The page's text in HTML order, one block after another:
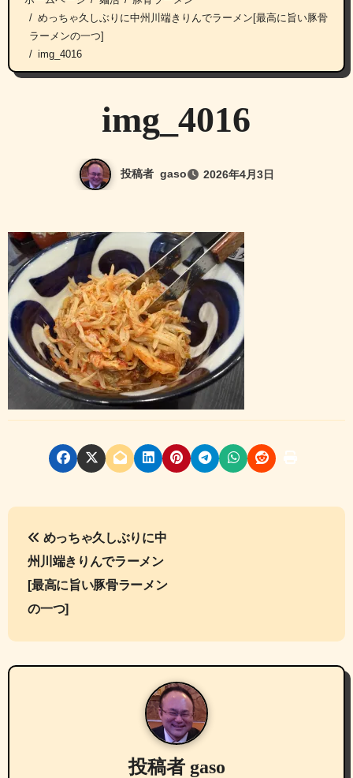
めっちゃ久しぶりに中州川端きりんでラーメン[最高に旨い豚骨
ラーメンの一つ]
img_4016
img_4016
投稿者 gaso 2026年4月3日
投
稿
ナ
ビ
ゲ
めっちゃ久しぶりに中
州川端きりんでラーメン
[最高に旨い豚骨ラーメン
の一つ]
投稿者 gaso